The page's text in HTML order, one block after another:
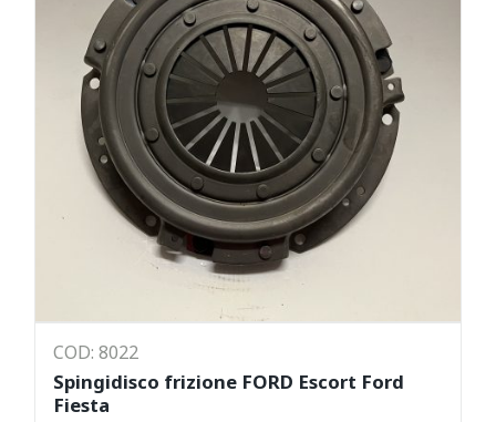
COD: 8022
Spingidisco frizione FORD Escort Ford
Fiesta